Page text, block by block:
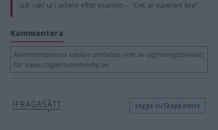
Går rakt ut i arbete efter examen – "Det är suveränt bra"
Kommentera
Kommentarerna nedan omfattas inte av utgivningsbeviset
för www.dagensvimmerby.se.